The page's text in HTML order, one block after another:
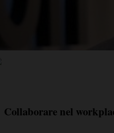
Collaborare nel